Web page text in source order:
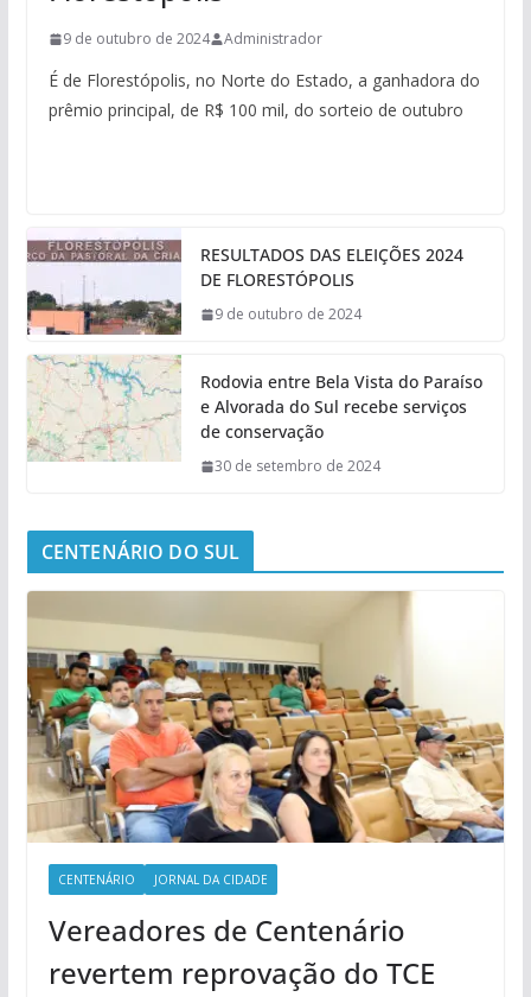
9 de outubro de 2024 Administrador
É de Florestópolis, no Norte do Estado, a ganhadora do
prêmio principal, de R$ 100 mil, do sorteio de outubro
RESULTADOS DAS ELEIÇÕES 2024
DE FLORESTÓPOLIS
9 de outubro de 2024
Rodovia entre Bela Vista do Paraíso
e Alvorada do Sul recebe serviços
de conservação
30 de setembro de 2024
CENTENÁRIO DO SUL
CENTENÁRIO JORNAL DA CIDADE
Vereadores de Centenário
revertem reprovação do TCE